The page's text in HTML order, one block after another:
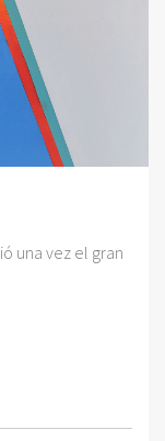
una vez el gran